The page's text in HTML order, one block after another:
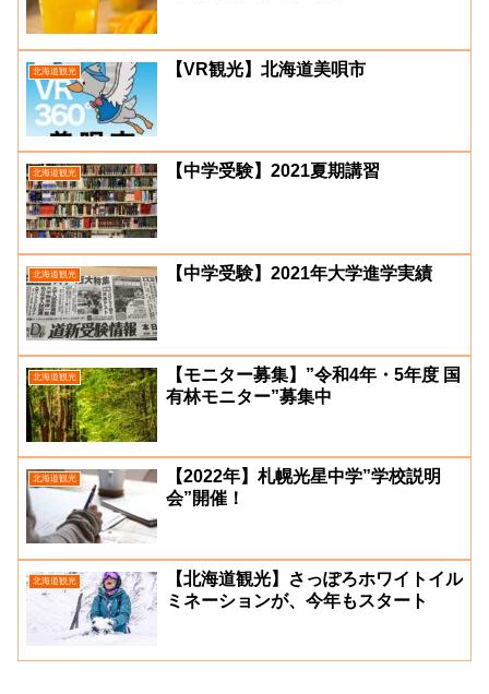
北海道観光 【VR観光】北海道美唄市
北海道観光 【中学受験】2021夏期講習
北海道観光 【中学受験】2021年大学進学実績
北海道観光
【モニター募集】”令和4年・5年度 国
有林モニター”募集中
北海道観光
【2022年】札幌光星中学”学校説明
会”開催！
北海道観光
【北海道観光】さっぽろホワイトイル
ミネーションが、今年もスタート